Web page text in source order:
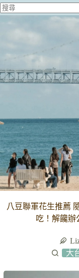
跳
容
八豆聯軍花生推薦
吃！解饞辦
大